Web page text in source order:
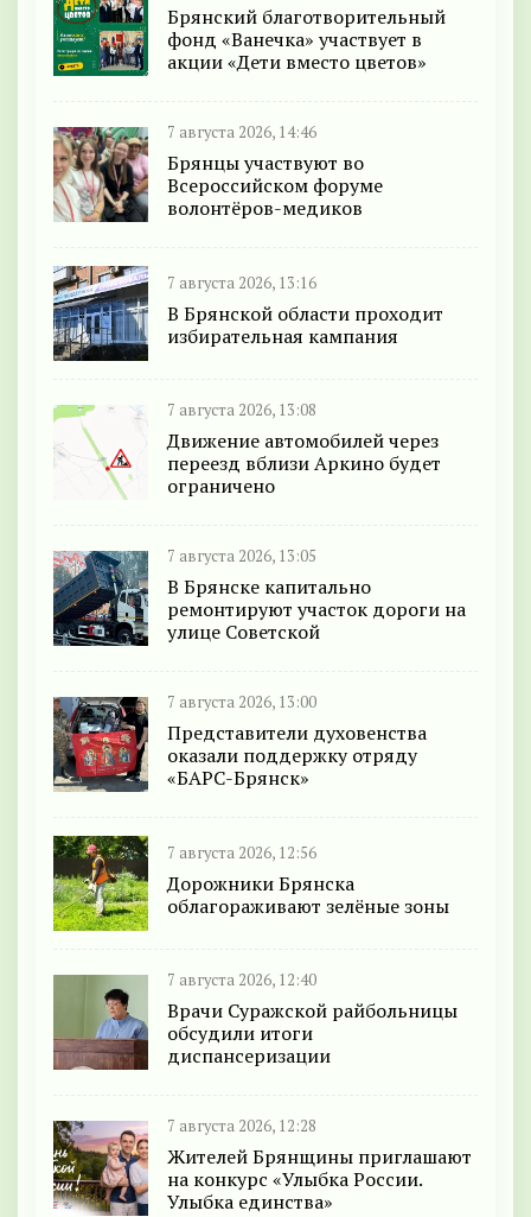
Брянский благотворительный
фонд «Ванечка» участвует в
акции «Дети вместо цветов»
7 августа 2026, 14:46
Брянцы участвуют во
Всероссийском форуме
волонтёров-медиков
7 августа 2026, 13:16
В Брянской области проходит
избирательная кампания
7 августа 2026, 13:08
Движение автомобилей через
переезд вблизи Аркино будет
ограничено
7 августа 2026, 13:05
В Брянске капитально
ремонтируют участок дороги на
улице Советской
7 августа 2026, 13:00
Представители духовенства
оказали поддержку отряду
«БАРС-Брянск»
7 августа 2026, 12:56
Дорожники Брянска
облагораживают зелёные зоны
7 августа 2026, 12:40
Врачи Суражской райбольницы
обсудили итоги
диспансеризации
7 августа 2026, 12:28
Жителей Брянщины приглашают
на конкурс «Улыбка России.
Улыбка единства»